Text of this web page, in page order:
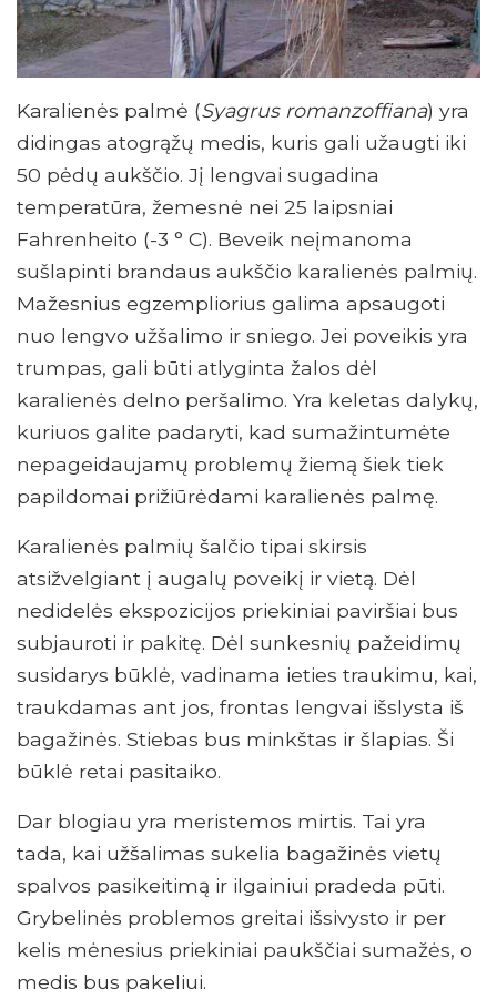
Karalienės palmė (Syagrus romanzoffiana) yra
didingas atogrąžų medis, kuris gali užaugti iki
50 pėdų aukščio. Jį lengvai sugadina
temperatūra, žemesnė nei 25 laipsniai
Fahrenheito (-3 ° C). Beveik neįmanoma
sušlapinti brandaus aukščio karalienės palmių.
Mažesnius egzempliorius galima apsaugoti
nuo lengvo užšalimo ir sniego. Jei poveikis yra
trumpas, gali būti atlyginta žalos dėl
karalienės delno peršalimo. Yra keletas dalykų,
kuriuos galite padaryti, kad sumažintumėte
nepageidaujamų problemų žiemą šiek tiek
papildomai prižiūrėdami karalienės palmę.
Karalienės palmių šalčio tipai skirsis
atsižvelgiant į augalų poveikį ir vietą. Dėl
nedidelės ekspozicijos priekiniai paviršiai bus
subjauroti ir pakitę. Dėl sunkesnių pažeidimų
susidarys būklė, vadinama ieties traukimu, kai,
traukdamas ant jos, frontas lengvai išslysta iš
bagažinės. Stiebas bus minkštas ir šlapias. Ši
būklė retai pasitaiko.
Dar blogiau yra meristemos mirtis. Tai yra
tada, kai užšalimas sukelia bagažinės vietų
spalvos pasikeitimą ir ilgainiui pradeda pūti.
Grybelinės problemos greitai išsivysto ir per
kelis mėnesius priekiniai paukščiai sumažės, o
medis bus pakeliui.